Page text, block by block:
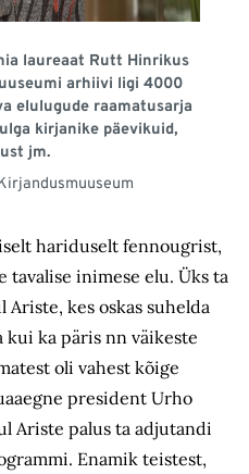
laureaat Rutt Hinrikus
arhiivi ligi 4000
elulugude raamatusarja
kirjanike päevikuid,
jm.
hariduselt fennougrist,
tavalise inimese elu. Üks ta
kes oskas suhelda
kui ka päris nn väikeste
oli vahest kõige
president Urho
Ariste palus ta adjutandi
Enamik teistest,